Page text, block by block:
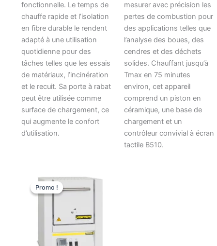
fonctionnelle. Le temps de
chauffe rapide et l’isolation
en fibre durable le rendent
adapté à une utilisation
quotidienne pour des
tâches telles que les essais
de matériaux, l’incinération
et le recuit. Sa porte à rabat
peut être utilisée comme
surface de chargement, ce
qui augmente le confort
d’utilisation.
mesurer avec précision les
pertes de combustion pour
des applications telles que
l’analyse des boues, des
cendres et des déchets
solides. Chauffant jusqu’à
Tmax en 75 minutes
environ, cet appareil
comprend un piston en
céramique, une base de
chargement et un
contrôleur convivial à écran
tactile B510.
Promo !
Promo !
Le
prix
initial
€4.610,00.
actuel